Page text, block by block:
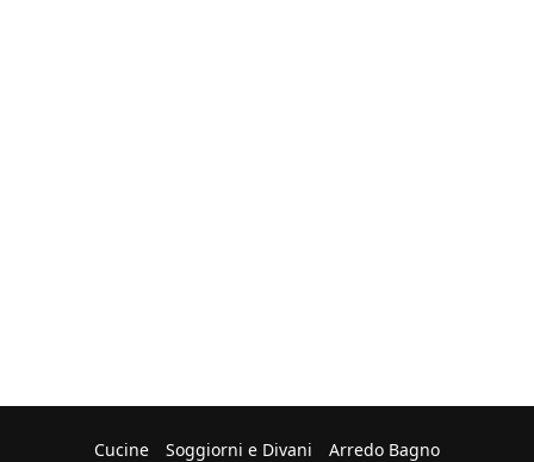
Cucine Soggiorni e Divani
Arredo Bagno